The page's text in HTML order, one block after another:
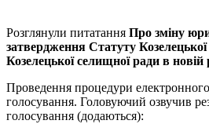
Розглянули питатання Про зміну
затвердження Статуту Козелецької
Козелецької селищної ради в новій
Проведення процедури
голосування. Головуючий озвучив
голосування (додаються):